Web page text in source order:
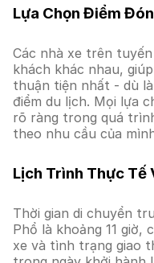
Lựa Chọn Điểm
Các nhà xe trên
khách khác nhau,
thuận tiện nhất - dù
điểm du lịch. Mọi lựa
rõ ràng trong quá
theo nhu cầu của
Lịch Trình Thực Tế
Thời gian di chuyển
Phổ là khoảng 11
xe và tình trạng giao